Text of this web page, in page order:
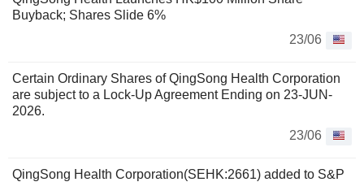
Buyback; Shares Slide 6%
23/06
Certain Ordinary Shares of QingSong Health Corporation
are subject to a Lock-Up Agreement Ending on 23-JUN-
2026.
23/06
QingSong Health Corporation(SEHK:2661) added to S&P